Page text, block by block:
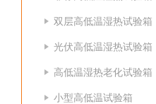
双层高低温湿热试验箱
光伏高低温湿热试验箱
高低温湿热老化试验箱
小型高低温试验箱